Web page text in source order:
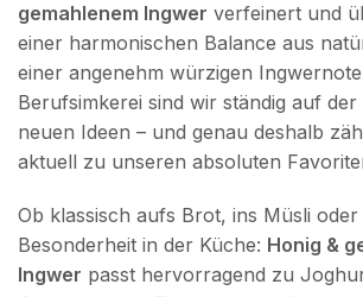
gemahlenem Ingwer verfeinert und
einer harmonischen Balance aus
einer angenehm würzigen
Berufsimkerei sind wir ständig auf
neuen Ideen – und genau deshalb
aktuell zu unseren absoluten
Ob klassisch aufs Brot, ins Müsli oder
Besonderheit in der Küche: Honig &
Ingwer passt hervorragend zu